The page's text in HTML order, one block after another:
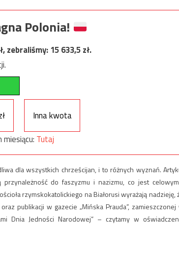
Polonia!
zebraliśmy:15 633,5zł.
Inna kwota
Tutaj
dla wszystkich chrześcijan, i to różnych wyznań.
do faszyzmu i nazizmu, co jest
rzymskokatolickiego na Białorusi wyrażają nadzieję,
publikacji w gazecie „Mińska Prauda”, zamieszczonej
Jedności Narodowej” – czytamy w